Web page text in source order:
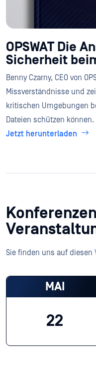
OPSWAT Die
Sicherheit
Benny Czarny, CEO von
Missverständnisse und
kritischen Umgebungen
Dateien schützen können.
Jetzt herunterladen
Sie finden uns auf diesen
MAI
22